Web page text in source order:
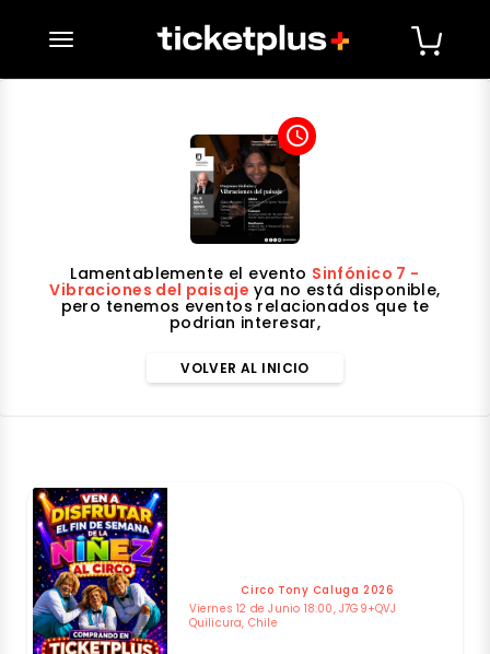
desplegar navegación
access_time
Lamentablemente el evento Sinfónico 7 -
Vibraciones del paisaje ya no está disponible,
pero tenemos eventos relacionados que te
podrian interesar,
VOLVER AL INICIO
Circo Tony Caluga 2026
Viernes 12 de Junio 18:00, J7G9+QVJ
Quilicura, Chile